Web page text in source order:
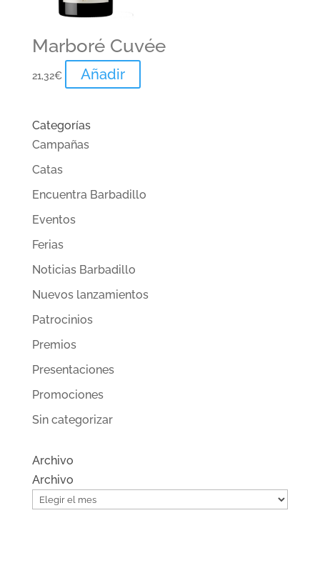
Marboré Cuvée
21,32€ Añadir
Categorías
Campañas
Catas
Encuentra Barbadillo
Eventos
Ferias
Noticias Barbadillo
Nuevos lanzamientos
Patrocinios
Premios
Presentaciones
Promociones
Sin categorizar
Archivo
Archivo